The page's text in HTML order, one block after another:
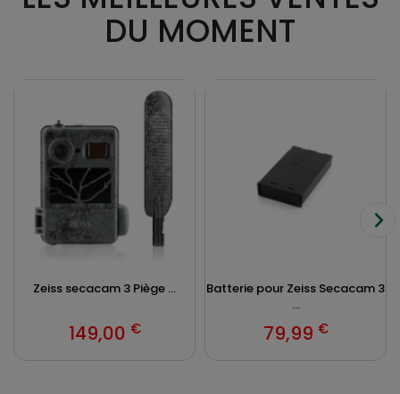
DU MOMENT
Zeiss secacam 3 Piège ...
149,00 €
Batterie pour Zeiss Secacam 3
...
79,99 €